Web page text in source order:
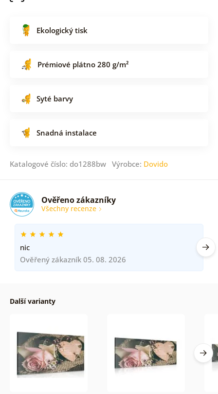
Ekologický tisk
Prémiové plátno 280 g/m²
Syté barvy
Snadná instalace
Katalogové číslo: do1288bw Výrobce: Dovido
Ověřeno zákazníky
Všechny recenze
nic
Ověřený zákazník 05. 08. 2026
Další varianty